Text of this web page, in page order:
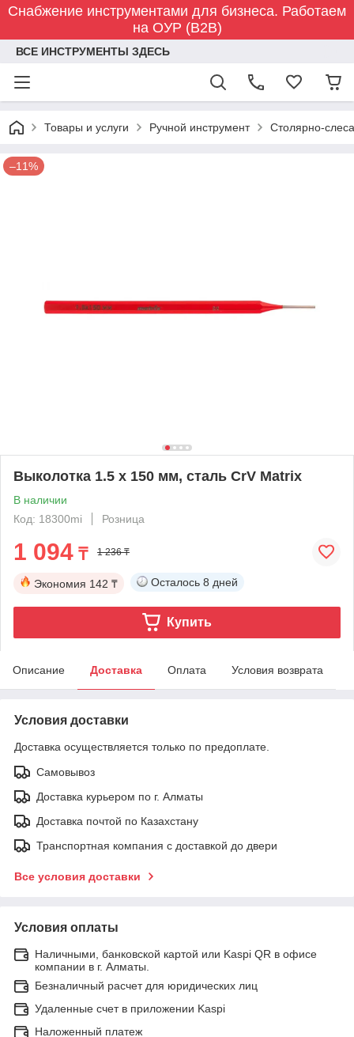
Снабжение инструментами для бизнеса. Работаем
на ОУР (B2B)
ВСЕ ИНСТРУМЕНТЫ ЗДЕСЬ
Товары и услуги Ручной инструмент Столярно-
–11%
Выколотка 1.5 x 150 мм, сталь CrV Matrix
В наличии
Код: 18300mi
Розница
1 094 ₸ 1 236 ₸
Экономия 142 ₸ Осталось 8 дней
Купить
Описание Доставка Оплата Условия возврата
Условия доставки
Доставка осуществляется только по предоплате.
Самовывоз
Доставка курьером по г. Алматы
Доставка почтой по Казахстану
Транспортная компания с доставкой до двери
Все условия доставки
Условия оплаты
Наличными, банковской картой или Kaspi QR в офисе
компании в г. Алматы.
Безналичный расчет для юридических лиц
Удаленные счет в приложении Kaspi
Наложенный платеж